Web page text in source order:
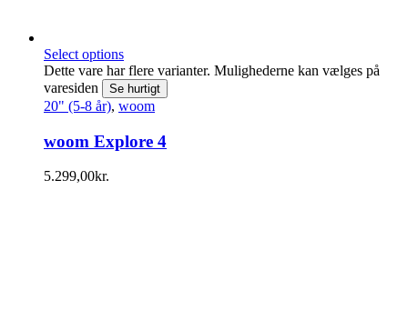
Select options
Dette vare har flere varianter. Mulighederne kan vælges på
varesiden
Se hurtigt
20" (5-8 år), woom
woom Explore 4
5.299,00kr.